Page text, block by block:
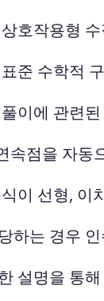
호작용형
준 수학적
이에 관련
속점을 자동
이 선형, 이
하는 경우
설명을 통